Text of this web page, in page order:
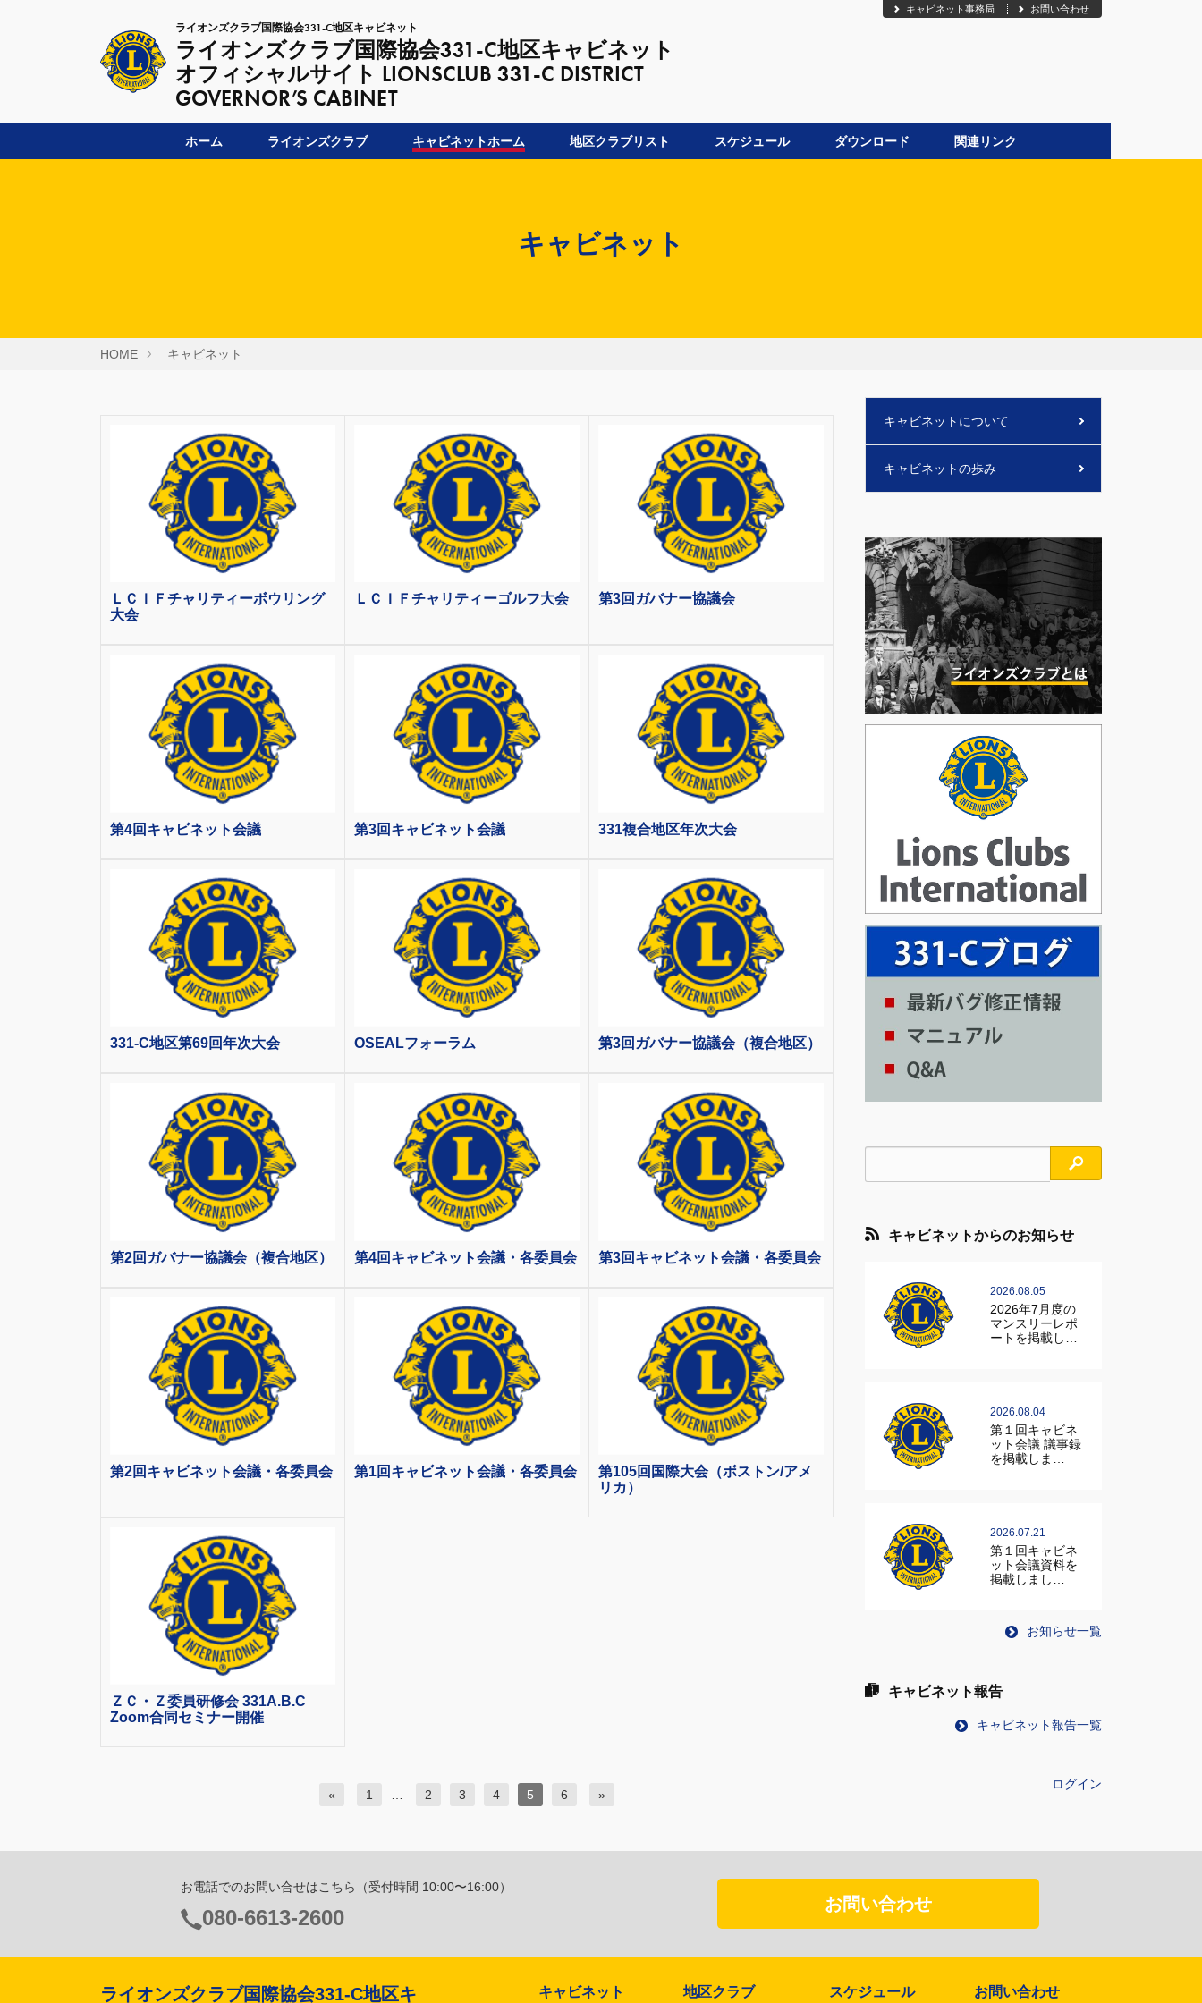
ライオンズクラブ国際協会331-C地区キャビネット
ライオンズクラブ国際協会331-C地区キャビネット
オフィシャルサイト LIONSCLUB 331-C DISTRICT
GOVERNOR’S CABINET
キャビネット事務局 お問い合わせ
ホーム ライオンズクラブ キャビネットホーム 地区クラブリスト スケジュール ダウンロード 関連リンク
キャビネット
HOME キャビネット
ＬＣＩＦチャリティーボウリング
大会
ＬＣＩＦチャリティーゴルフ大会 第3回ガバナー協議会
第4回キャビネット会議 第3回キャビネット会議 331複合地区年次大会
331-C地区第69回年次大会 OSEALフォーラム 第3回ガバナー協議会（複合地区）
第2回ガバナー協議会（複合地区） 第4回キャビネット会議・各委員会 第3回キャビネット会議・各委員会
第2回キャビネット会議・各委員会 第1回キャビネット会議・各委員会
第105回国際大会（ボストン/アメ
リカ）
ＺＣ・Ｚ委員研修会 331A.B.C
Zoom合同セミナー開催
« 1 … 2 3 4 5 6 »
キャビネットについて
キャビネットの歩み
検索
キャビネットからのお知らせ
2026.08.05
2026年7月度の
マンスリーレポ
ートを掲載し…
2026.08.04
第１回キャビネ
ット会議 議事録
を掲載しま…
2026.07.21
第１回キャビネ
ット会議資料を
掲載しまし…
お知らせ一覧
キャビネット報告
キャビネット報告一覧
ログイン
お電話でのお問い合せはこちら （受付時間 10:00〜16:00）
電
番
号：
080-6613-2600
お問い合わせ
ライオンズクラブ国際協会331-C地区キ キャビネット 地区クラブ スケジュール お問い合わせ